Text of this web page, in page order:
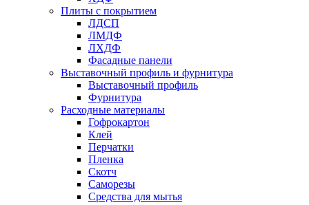
Плиты с покрытием
ЛДСП
ЛМДФ
ЛХДФ
Фасадные панели
Выставочный профиль и фурнитура
Выставочный профиль
Фурнитура
Расходные материалы
Гофрокартон
Клей
Перчатки
Пленка
Скотч
Саморезы
Средства для мытья